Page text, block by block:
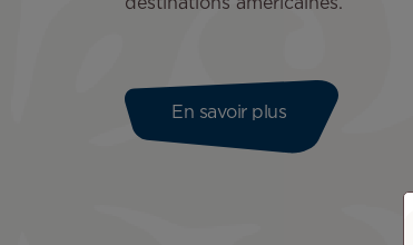
destinations américaines.
En savoir plus